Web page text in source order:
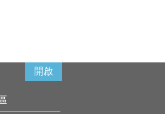
開啟